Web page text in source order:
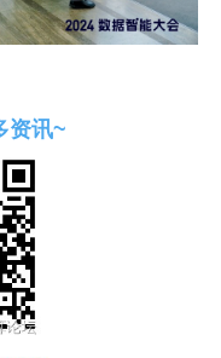
资讯~